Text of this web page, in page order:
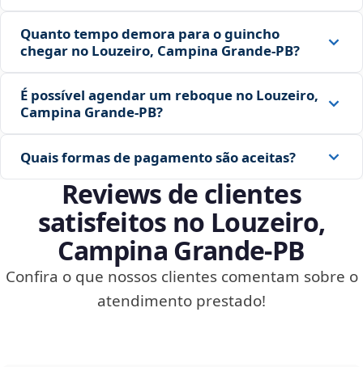
Quanto tempo demora para o guincho
chegar no Louzeiro, Campina Grande‑PB?
É possível agendar um reboque no Louzeiro,
Campina Grande‑PB?
Quais formas de pagamento são aceitas?
Reviews de clientes
satisfeitos no Louzeiro,
Campina Grande‑PB
Confira o que nossos clientes comentam sobre o
atendimento prestado!